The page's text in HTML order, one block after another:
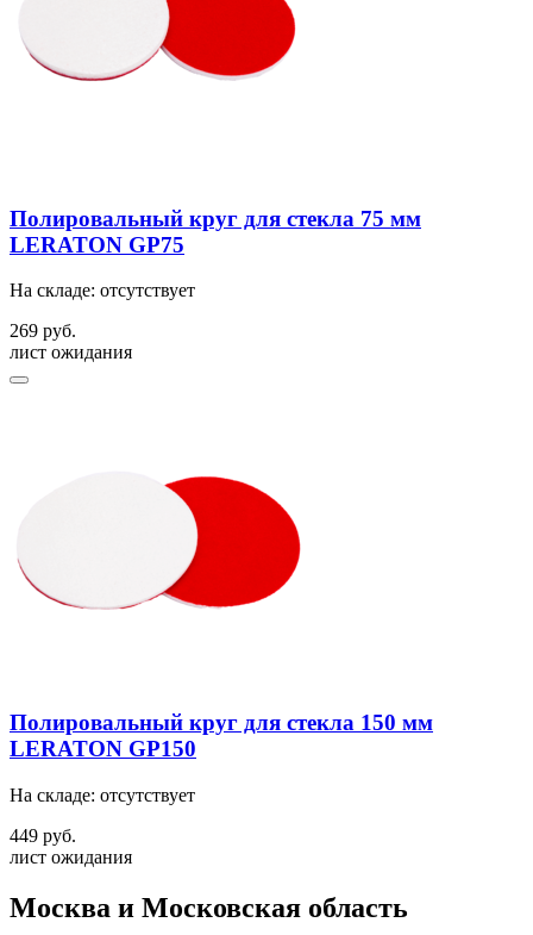
Полировальный круг для стекла 75 мм
LERATON GP75
На складе: отсутствует
269 руб.
лист ожидания
Полировальный круг для стекла 150 мм
LERATON GP150
На складе: отсутствует
449 руб.
лист ожидания
Москва и Московская область